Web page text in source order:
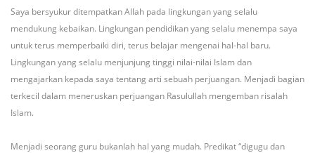
Saya bersyukur ditempatkan Allah pada lingkungan yang selalu
mendukung kebaikan. Lingkungan pendidikan yang selalu menempa saya
untuk terus memperbaiki diri, terus belajar mengenai hal-hal baru.
Lingkungan yang selalu menjunjung tinggi nilai-nilai Islam dan
mengajarkan kepada saya tentang arti sebuah perjuangan. Menjadi bagian
terkecil dalam meneruskan perjuangan Rasulullah mengemban risalah
Islam.
Menjadi seorang guru bukanlah hal yang mudah. Predikat “digugu dan